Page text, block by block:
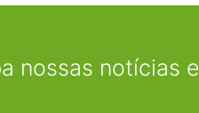
nossas notícias e